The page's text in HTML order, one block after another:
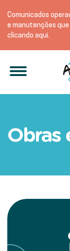
Comunicados
e manutenções
clicando aqui.
Obras